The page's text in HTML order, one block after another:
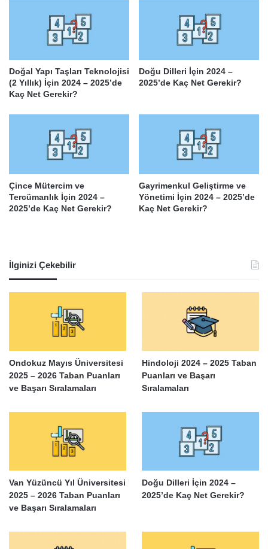
Doğal Yapı Taşları Teknolojisi
(2 Yıllık) İçin 2024 – 2025’de
Kaç Net Gerekir?
Doğu Dilleri İçin 2024 –
2025’de Kaç Net Gerekir?
Çince Mütercim ve
Tercümanlık İçin 2024 –
2025’de Kaç Net Gerekir?
Gayrimenkul Geliştirme ve
Yönetimi İçin 2024 – 2025’de
Kaç Net Gerekir?
İlginizi Çekebilir
Ondokuz Mayıs Üniversitesi
2025 – 2026 Taban Puanları
ve Başarı Sıralamaları
Hindoloji 2024 – 2025 Taban
Puanları ve Başarı
Sıralamaları
Van Yüzüncü Yıl Üniversitesi
2025 – 2026 Taban Puanları
ve Başarı Sıralamaları
Doğu Dilleri İçin 2024 –
2025’de Kaç Net Gerekir?